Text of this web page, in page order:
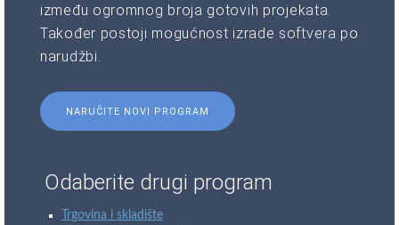
između ogromnog broja gotovih projekata.
Također postoji mogućnost izrade softvera po
narudžbi.
NARUČITE NOVI PROGRAM
Odaberite drugi program
Trgovina i skladište